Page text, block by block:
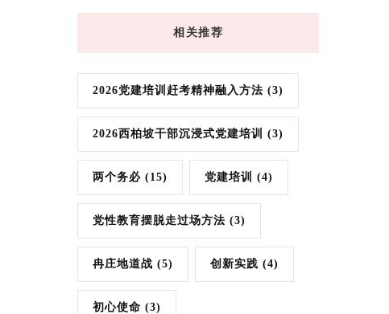
相关推荐
2026党建培训赶考精神融入方法 (3)
2026西柏坡干部沉浸式党建培训 (3)
两个务必 (15) 党建培训 (4)
党性教育摆脱走过场方法 (3)
冉庄地道战 (5) 创新实践 (4)
初心使命 (3)